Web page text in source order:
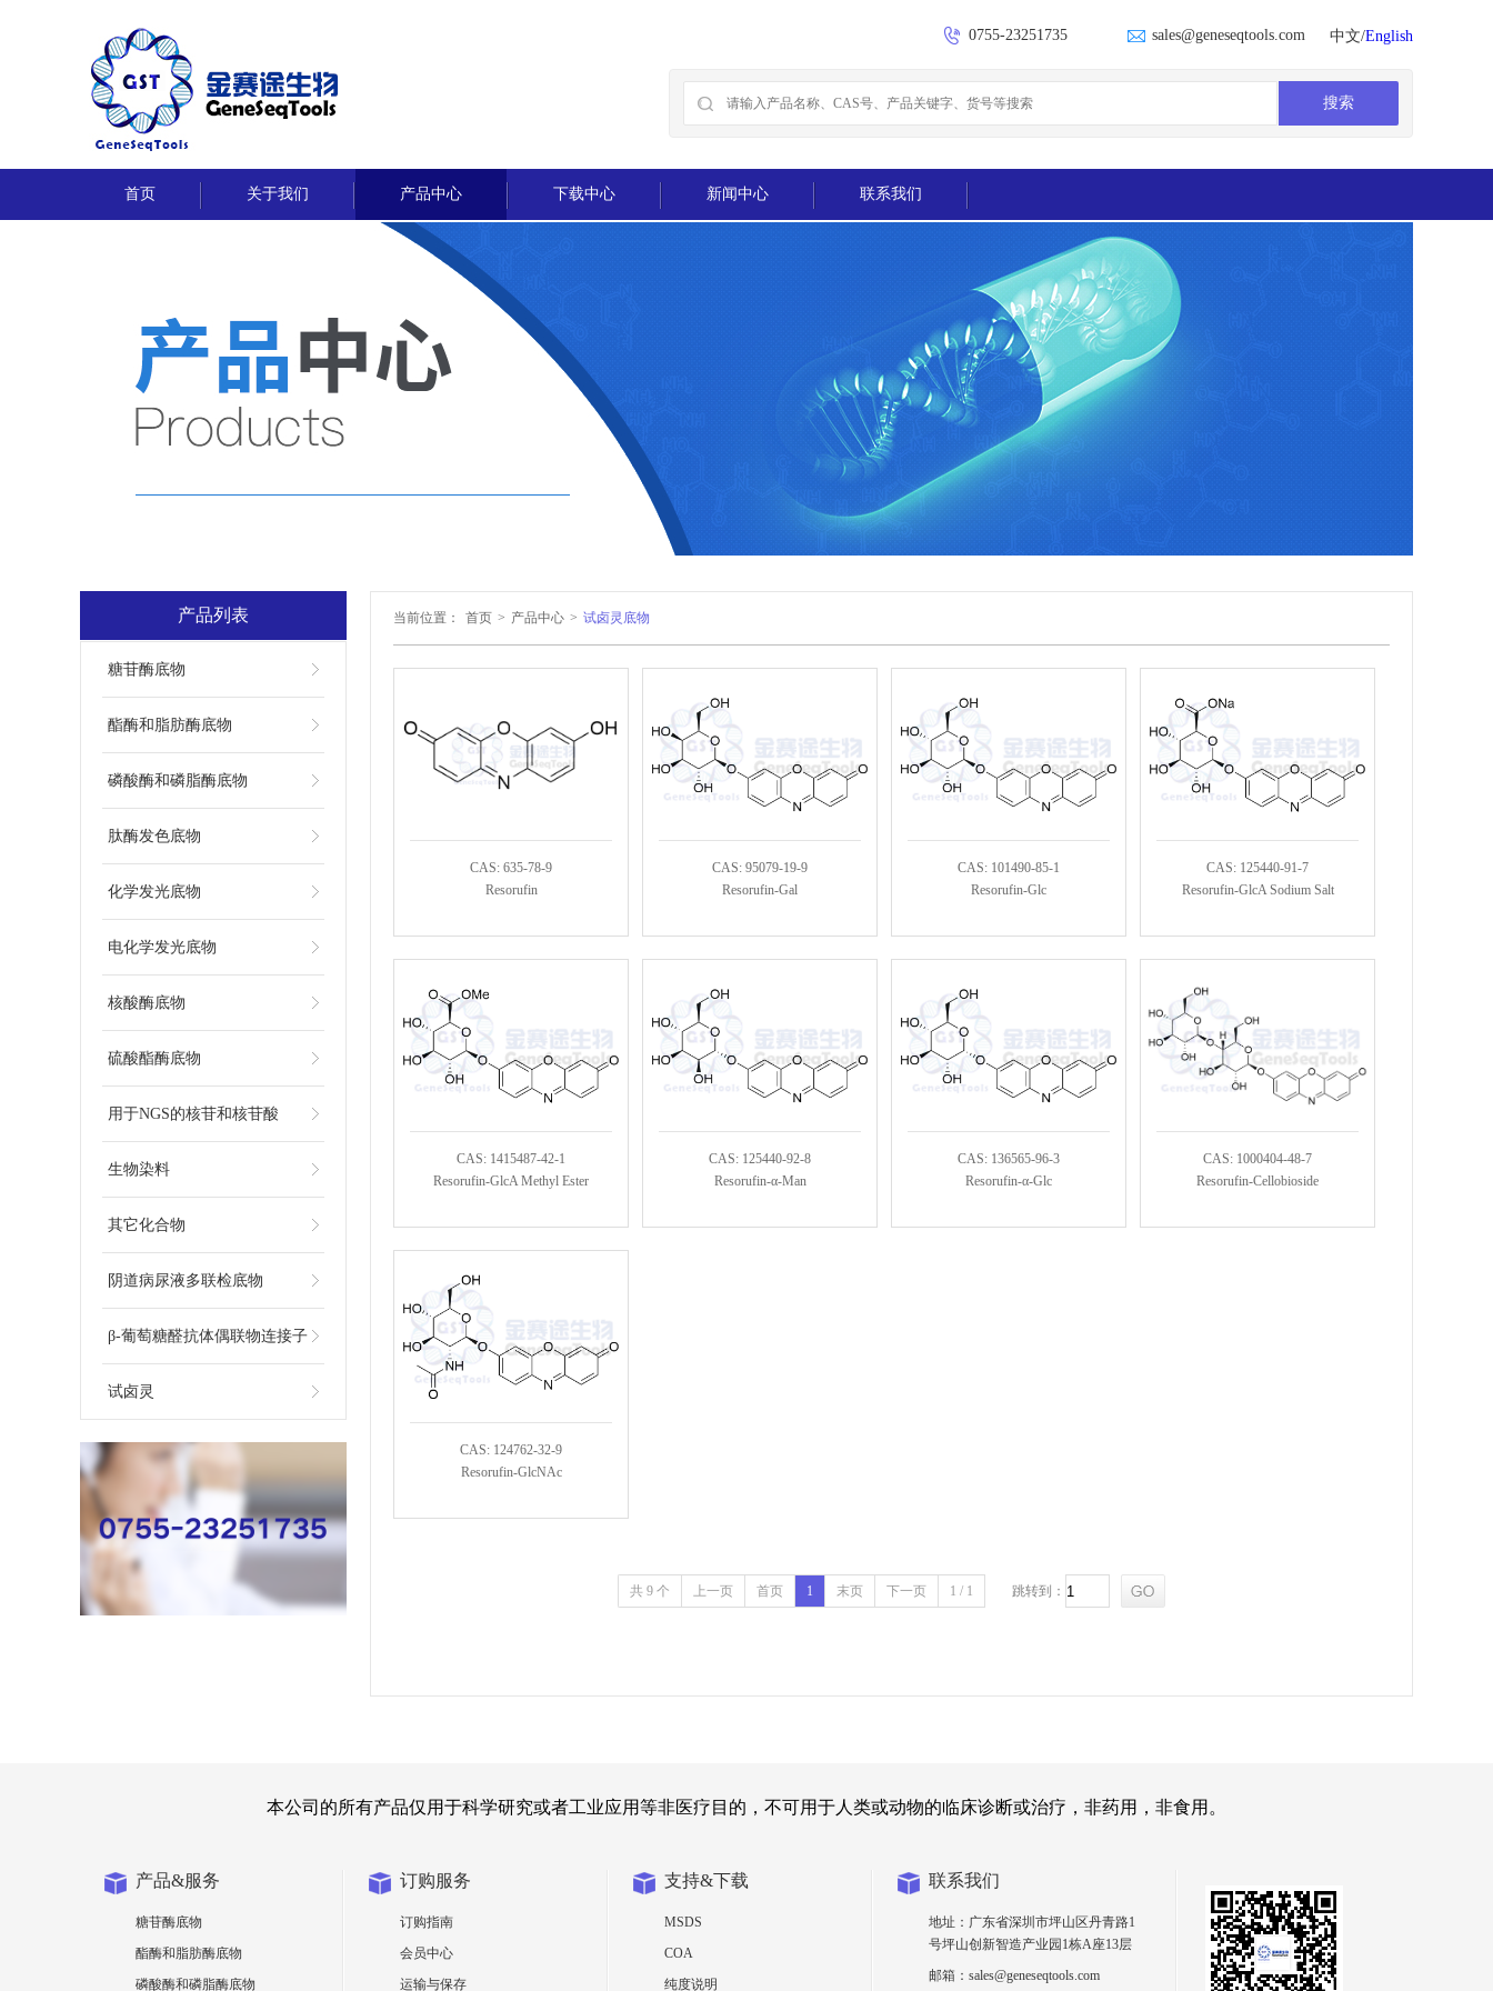
0755-23251735 sales@geneseqtools.com 中文/English
首页 关于我们 产品中心 下载中心 新闻中心 联系我们
产品列表
糖苷酶底物
酯酶和脂肪酶底物
磷酸酶和磷脂酶底物
肽酶发色底物
化学发光底物
电化学发光底物
核酸酶底物
硫酸酯酶底物
用于NGS的核苷和核苷酸
生物染料
其它化合物
阴道病尿液多联检底物
β-葡萄糖醛抗体偶联物连接子
试卤灵
当前位置： 首页 > 产品中心 > 试卤灵底物
CAS: 635-78-9
Resorufin
CAS: 95079-19-9
Resorufin-Gal
CAS: 101490-85-1
Resorufin-Glc
CAS: 125440-91-7
Resorufin-GlcA Sodium Salt
CAS: 1415487-42-1
Resorufin-GlcA Methyl Ester
CAS: 125440-92-8
Resorufin-α-Man
CAS: 136565-96-3
Resorufin-α-Glc
CAS: 1000404-48-7
Resorufin-Cellobioside
CAS: 124762-32-9
Resorufin-GlcNAc
共 9 个 上一页 首页 1 末页 下一页 1 / 1 跳转到：
本公司的所有产品仅用于科学研究或者工业应用等非医疗目的，不可用于人类或动物的临床诊断或治疗，非药用，非食用。
产品&服务
糖苷酶底物
酯酶和脂肪酶底物
磷酸酶和磷脂酶底物
订购服务
订购指南
会员中心
运输与保存
支持&下载
MSDS
COA
纯度说明
联系我们
地址：广东省深圳市坪山区丹青路1
号坪山创新智造产业园1栋A座13层
邮箱：sales@geneseqtools.com